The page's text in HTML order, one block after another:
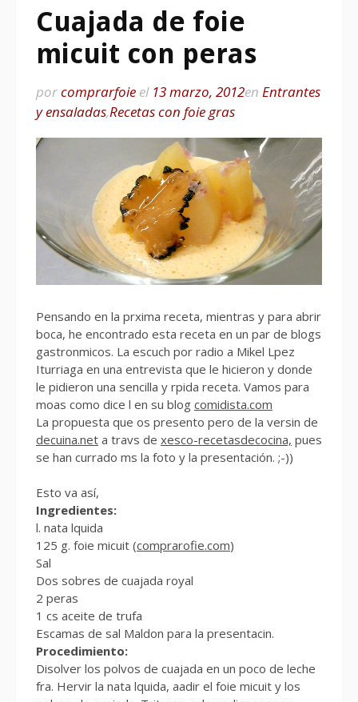
Cuajada de foie
micuit con peras
porcomprarfoie el 13 marzo, 2012en Entrantes
y ensaladas,Recetas con foie gras
Pensando en la prxima receta, mientras y para abrir
boca, he encontrado esta receta en un par de blogs
gastronmicos. La escuch por radio a Mikel Lpez
Iturriaga en una entrevista que le hicieron y donde
le pidieron una sencilla y rpida receta. Vamos para
moas como dice l en su blog comidista.com
La propuesta que os presento pero de la versin de
decuina.net a travs de xesco-recetasdecocina, pues
se han currado ms la foto y la presentación. ;-))
Esto va así,
Ingredientes:
l. nata lquida
125 g. foie micuit (comprarofie.com)
Sal
Dos sobres de cuajada royal
2 peras
1 cs aceite de trufa
Escamas de sal Maldon para la presentacin.
Procedimiento:
Disolver los polvos de cuajada en un poco de leche
fra. Hervir la nata lquida, aadir el foie micuit y los